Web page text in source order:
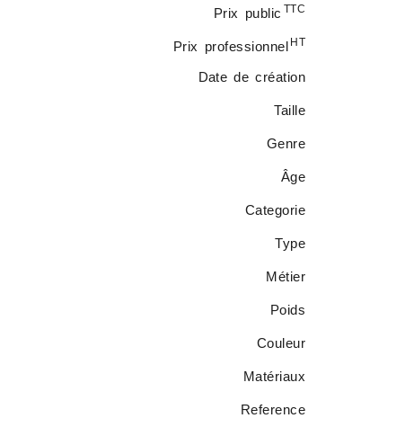
Prix public TTC
Prix professionnel HT
Date de création
Taille
Genre
Âge
Categorie
Type
Métier
Poids
Couleur
Matériaux
Reference